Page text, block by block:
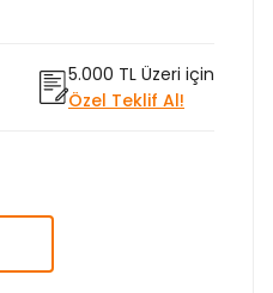
5.000 TL Üzeri için
Özel Teklif Al!